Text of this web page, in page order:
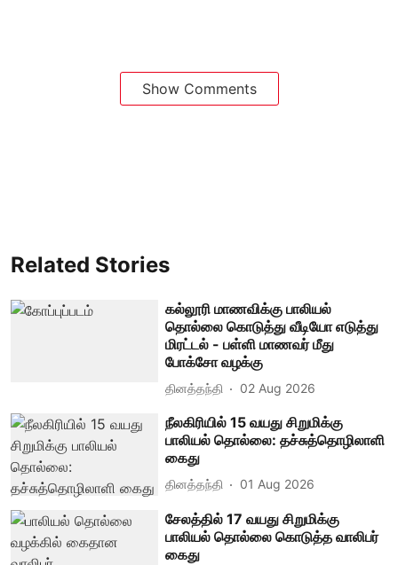
Show Comments
Related Stories
கல்லூரி மாணவிக்கு பாலியல்
தொல்லை கொடுத்து வீடியோ எடுத்து
மிரட்டல் - பள்ளி மாணவர் மீது
போக்சோ வழக்கு
தினத்தந்தி 02 Aug 2026
நீலகிரியில் 15 வயது சிறுமிக்கு
பாலியல் தொல்லை: தச்சுத்தொழிலாளி
கைது
தினத்தந்தி 01 Aug 2026
சேலத்தில் 17 வயது சிறுமிக்கு
பாலியல் தொல்லை கொடுத்த வாலிபர்
கைது